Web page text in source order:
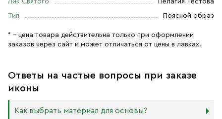
Лик Святого Пелагия Тестова
Тип Поясной образ
* – цена товара действительна только при оформлении
заказов через сайт и может отличаться от цены в лавках.
Ответы на частые вопросы при заказе
иконы
Как выбрать материал для основы?